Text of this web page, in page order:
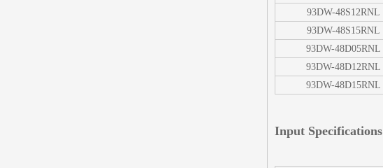
93DW-48S12RNL
93DW-48S15RNL
93DW-48D05RNL
93DW-48D12RNL
93DW-48D15RNL
Input Specifications